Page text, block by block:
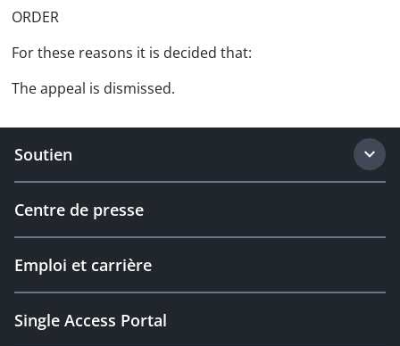
ORDER
For these reasons it is decided that:
The appeal is dismissed.
Soutien
Centre de presse
Emploi et carrière
Single Access Portal